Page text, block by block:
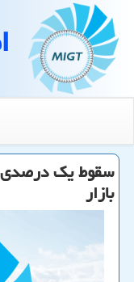
سقوط یك
بازار